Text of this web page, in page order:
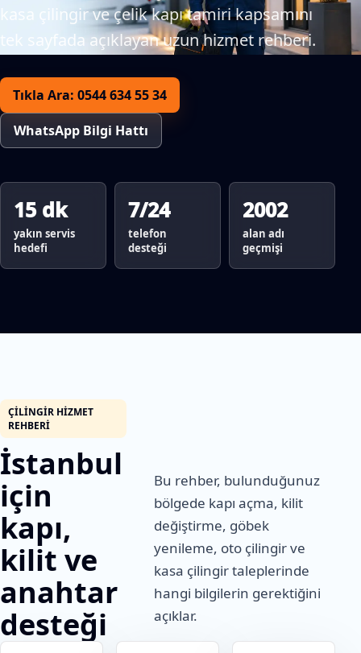
kasa çilingir ve çelik kapı tamiri kapsamını
tek sayfada açıklayan uzun hizmet rehberi.
Tıkla Ara: 0544 634 55 34
WhatsApp Bilgi Hattı
15 dk
yakın servis
hedefi
7/24
telefon
desteği
2002
alan adı
geçmişi
ÇILINGIR HIZMET
REHBERI
İstanbul
için
kapı,
kilit ve
anahtar
desteği
Bu rehber, bulunduğunuz
bölgede kapı açma, kilit
değiştirme, göbek
yenileme, oto çilingir ve
kasa çilingir taleplerinde
hangi bilgilerin gerektiğini
açıklar.